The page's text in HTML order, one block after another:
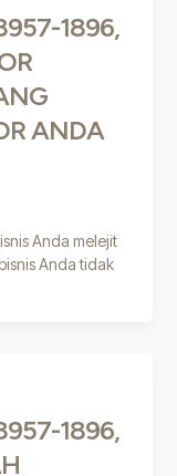
1896,
ANDA
Anda melejit
Anda tidak
1896,